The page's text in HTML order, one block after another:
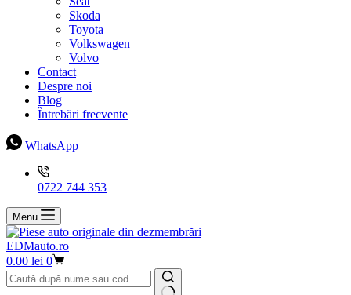
Skoda
Toyota
Volkswagen
Volvo
Contact
Despre noi
Blog
Întrebări frecvente
WhatsApp
0722 744 353
Menu
EDMauto.ro
Coș
de
cumpărături
0.00 lei 0